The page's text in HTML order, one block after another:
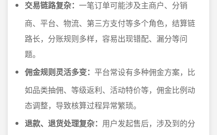
交易链路复杂： 一笔订单可能涉及主商户、分销
商、平台、物流、第三方支付等多个角色，结算链
路长，分账规则多样，容易出现错配、漏分等问
题。
佣金规则灵活多变： 平台常设有多种佣金方案，比
如品类抽佣、等级返利、活动特价等，佣金比例动
态调整，导致核算过程异常繁琐。
退款、退货处理复杂： 用户发起售后，涉及到的分